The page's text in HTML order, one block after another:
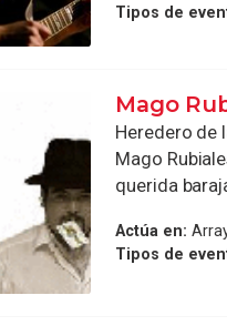
Tipos de
Mago
Heredero de
Mago
querida
Actúa en:
Tipos de